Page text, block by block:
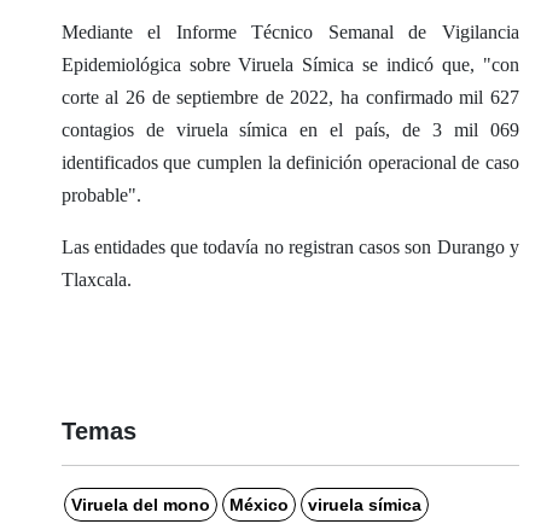
Mediante el Informe Técnico Semanal de Vigilancia
Epidemiológica sobre Viruela Símica se indicó que, "con
corte al 26 de septiembre de 2022, ha confirmado mil 627
contagios de viruela símica en el país, de 3 mil 069
identificados que cumplen la definición operacional de caso
probable".
Las entidades que todavía no registran casos son Durango y
Tlaxcala.
Temas
Viruela del mono México viruela símica